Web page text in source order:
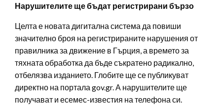
Нарушителите ще бъдат регистрирани бързо
Целта е новата дигитална система да повиши
значително броя на регистрираните нарушения от
правилника за движение в Гърция, а времето за
тяхната обработка да бъде съкратено радикално,
отбелязва изданието. Глобите ще се публикуват
директно на портала gov.gr. А нарушителите ще
получават и есемес-известия на телефона си.